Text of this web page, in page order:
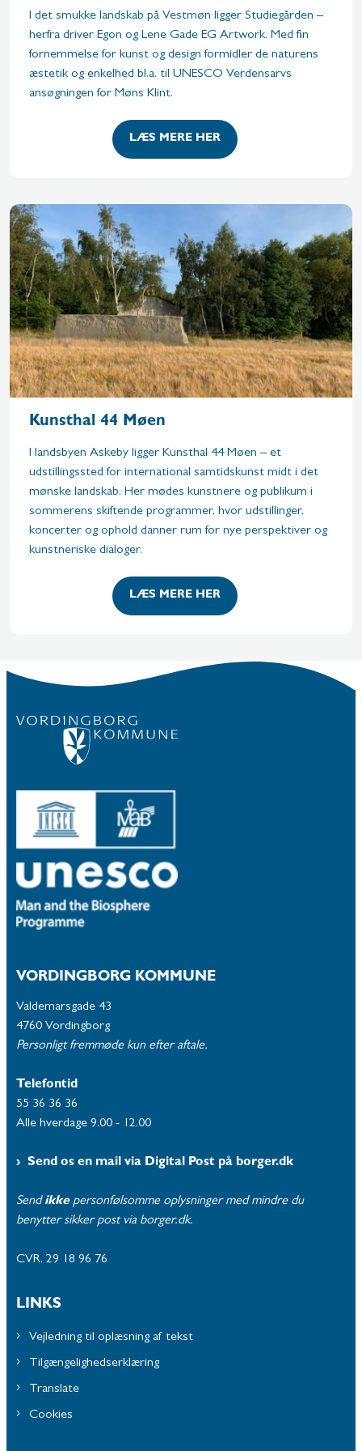
I det smukke landskab på Vestmøn ligger Studiegården –
herfra driver Egon og Lene Gade EG Artwork. Med fin
fornemmelse for kunst og design formidler de naturens
æstetik og enkelhed bl.a. til UNESCO Verdensarvs
ansøgningen for Møns Klint.
LÆS MERE HER
Kunsthal 44 Møen
I landsbyen Askeby ligger Kunsthal 44 Møen – et
udstillingssted for international samtidskunst midt i det
mønske landskab. Her mødes kunstnere og publikum i
sommerens skiftende programmer, hvor udstillinger,
koncerter og ophold danner rum for nye perspektiver og
kunstneriske dialoger.
LÆS MERE HER
VORDINGBORG KOMMUNE
Valdemarsgade 43
4760 Vordingborg
Personligt fremmøde kun efter aftale.
Telefontid
55 36 36 36
Alle hverdage 9.00 - 12.00
Send os en mail via Digital Post på borger.dk
Send ikke personfølsomme oplysninger med mindre du
benytter sikker post via borger.dk.
CVR. 29 18 96 76
LINKS
Vejledning til oplæsning af tekst
Tilgængelighedserklæring
Translate
Cookies